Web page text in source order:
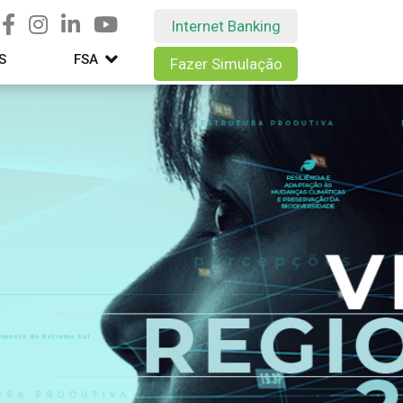
FSA
Internet Banking
Fazer Simulação